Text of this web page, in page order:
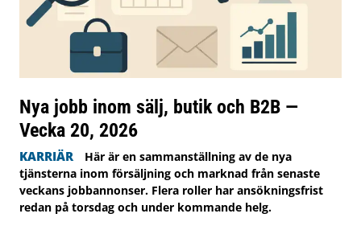
Nya jobb inom sälj, butik och B2B —
Vecka 20, 2026
KARRIÄR
Här är en sammanställning av de nya
tjänsterna inom försäljning och marknad från senaste
veckans jobbannonser. Flera roller har ansökningsfrist
redan på torsdag och under kommande helg.